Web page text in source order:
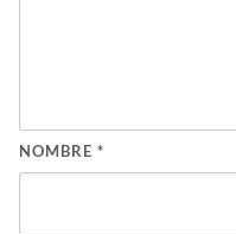
NOMBRE *